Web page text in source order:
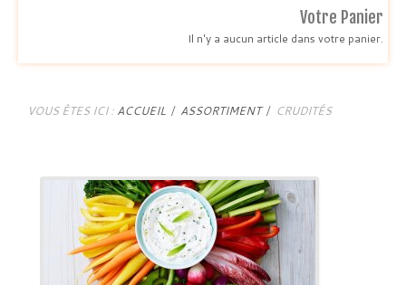
Votre Panier
Il n'y a aucun article dans votre panier.
VOUS ÊTES ICI : ACCUEIL ASSORTIMENT CRUDITÉS